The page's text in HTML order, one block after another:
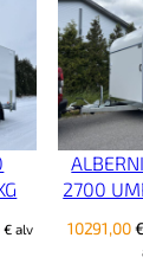
€alv
2700
10291,00€